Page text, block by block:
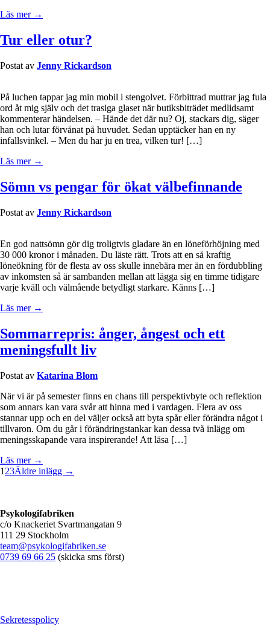
Läs mer →
Tur eller otur?
Postat av Jenny Rickardson
På luchen tappar jag min mobil i stengolvet. Förbittrad muttrar jag fula
ord åt mig själv och det trasiga glaset när butiksbiträdet medlidsamt
kommenterar händelsen. – Hände det där nu? Oj, stackars dig, säger
han och lutar förvånat på huvudet. Sedan upptäcker han en ny
infallsvinkel. – Men du har ju en trea, vilken tur! […]
Läs mer →
Sömn vs pengar för ökat välbefinnande
Postat av Jenny Rickardson
En god nattsömn gör dig troligtvis gladare än en löneförhöjning med
30 000 kronor i månaden. Du läste rätt. Trots att en så kraftig
löneökning för de flesta av oss skulle innebära mer än en fördubbling
av inkomsten så är sambanden mellan att lägga sig en timme tidigare
varje kväll och välmående betydligt starkare. Känns […]
Läs mer →
Sommarrepris: ånger, ångest och ett
meningsfullt liv
Postat av Katarina Blom
När vi är på semester finns en chans till perspektivbyte och reflektion
som annars kan vara svår att hinna med i vardagen. Flera av oss
stannar upp och en del väljer också att byta spår eller förändra något i
tillvaron. Om du går i förändringstankar kan dessa två inlägg om
meningsskapande vara inspirerande! Att läsa […]
Läs mer →
1 23Äldre inlägg →
Psykologifabriken
c/o Knackeriet Svartmangatan 9
111 29 Stockholm
team@psykologifabriken.se
0739 69 66 25 (skicka sms först)
Sekretesspolicy